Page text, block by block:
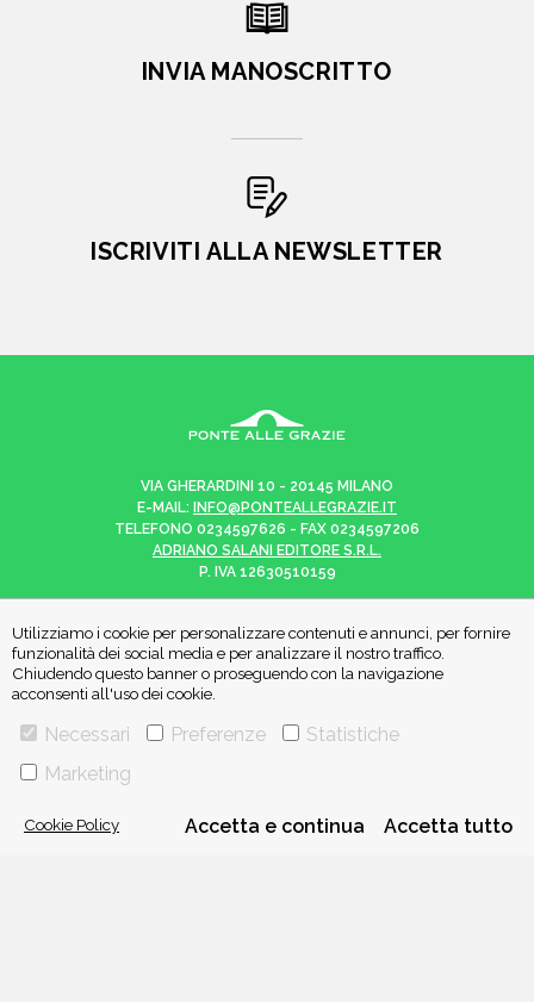
Utilizziamo i cookie per personalizzare contenuti e annunci, per fornire
funzionalità dei social media e per analizzare il nostro traffico.
Chiudendo questo banner o proseguendo con la navigazione
acconsenti all'uso dei cookie.
Necessari Preferenze
Statistiche
Marketing
Cookie Policy Accetta e continua Accetta tutto
INVIA MANOSCRITTO
ISCRIVITI ALLA NEWSLETTER
VIA GHERARDINI 10 - 20145 MILANO
E-MAIL:
INFO@PONTEALLEGRAZIE.IT
TELEFONO 0234597626 - FAX 0234597206
ADRIANO SALANI EDITORE S.R.L.
P. IVA 12630510159
CHI SIAMO CONTATTI
Una casa editrice delGruppo editoriale Mauri Spagnol